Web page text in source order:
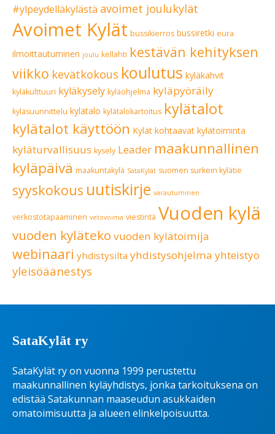
#ylpeydelläkylästä avoimet joulukylät
Avoimet Kylät bussikierros bussiretki eura
ilmoittautuminen joulu kellahti kestävän kehityksen
viikko kevätkokous koulutus kyläkahvit
kyläkulttuuri kyläkysely kyläohjelma kyläpyöräily
kyläsuunnittelu kylätalo kylätalokartoitus kylätalot
kylätalot käyttöön Kylät kohtaavat kylätoiminta
kyläturvallisuus kysely Leader maakunnallinen
kyläpäivä maakuntakylä SataKylät suomen surkein kylätie
syyskokous uutiskirje varautuminen
verkostotapaaminen vetovoima viestintä Vuoden kylä
vuoden kyläteko vuoden kylätoimija
webinaari yhdistysilta yhdistysohjelma yhteistyö
yleisöäänestys
SataKylät ry
SataKylät ry on vuonna 1999 perustettu
maakunnallinen kyläyhdistys, jonka tarkoituksena on
edistää Satakunnan maaseudun asukkaiden
omatoimisuutta ja alueen elinkelpoisuutta.